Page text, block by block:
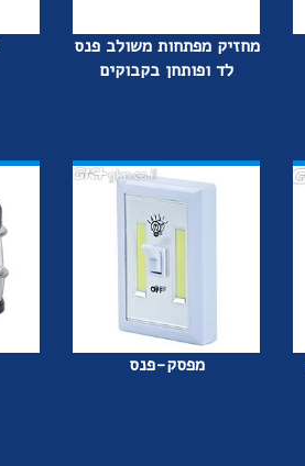
מחזיק מפתחות משולב פנס
לד ופותחן בקבוקים
מפסק-פנס